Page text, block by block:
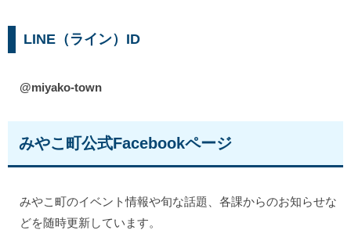
LINE（ライン）ID
@miyako-town
みやこ町公式Facebookページ
みやこ町のイベント情報や旬な話題、各課からのお知らせな
どを随時更新しています。